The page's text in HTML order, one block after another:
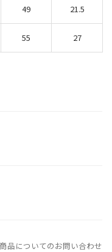
49 21.5
55 27
商品についてのお問い合わせ